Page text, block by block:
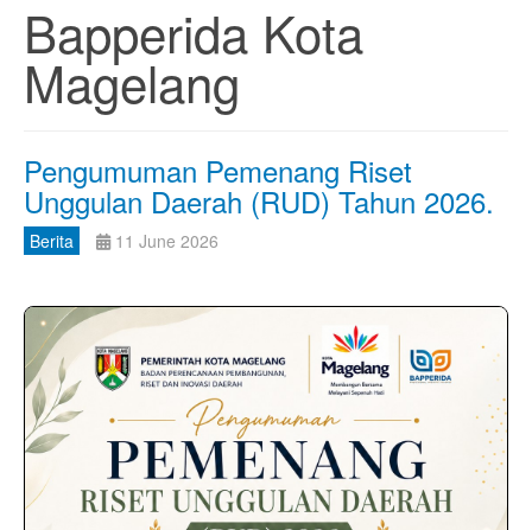
Bapperida Kota
Magelang
Pengumuman Pemenang Riset
Unggulan Daerah (RUD) Tahun 2026.
Berita 11 June 2026